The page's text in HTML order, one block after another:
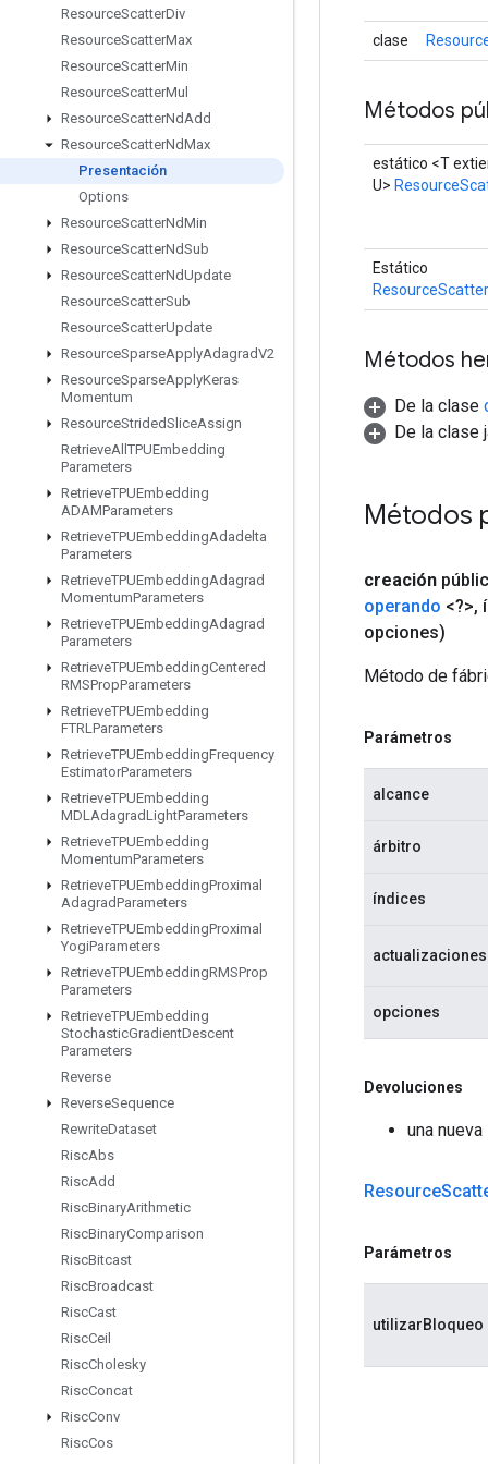
ResourceScatterDiv
ResourceScatterMax
ResourceScatterMin
ResourceScatterMul
ResourceScatterNdAdd
ResourceScatterNdMax
Presentación
Options
ResourceScatterNdMin
ResourceScatterNdSub
ResourceScatterNdUpdate
ResourceScatterSub
ResourceScatterUpdate
ResourceSparseApplyAdagradV2
ResourceSparseApplyKeras
Momentum
ResourceStridedSliceAssign
RetrieveAll TPUEmbedding
Parameters
RetrieveTPUEmbedding
ADAMParameters
RetrieveTPUEmbeddingAdadelta
Parameters
RetrieveTPUEmbeddingAdagrad
MomentumParameters
RetrieveTPUEmbeddingAdagrad
Parameters
RetrieveTPUEmbeddingCentered
RMSPropParameters
RetrieveTPUEmbedding
FTRLParameters
RetrieveTPUEmbeddingFrequency
EstimatorParameters
RetrieveTPUEmbedding
MDLAdagradLightParameters
RetrieveTPUEmbedding
MomentumParameters
RetrieveTPUEmbeddingProximal
AdagradParameters
RetrieveTPUEmbeddingProximal
YogiParameters
RetrieveTPUEmbeddingRMSProp
Parameters
RetrieveTPUEmbedding
StochasticGradientDescent
Parameters
Reverse
ReverseSequence
RewriteDataset
RiscAbs
RiscAdd
RiscBinaryArithmetic
RiscBinaryComparison
RiscBitcast
RiscBroadcast
RiscCast
RiscCeil
RiscCholesky
RiscConcat
RiscConv
RiscCos
clase
Métodos
estático <T
U>
Estático
Métodos
De la clase
De la clase
Métodos
creación
operando <?>,
opciones)
Método de
Parámetros
alcance
árbitro
índices
actualizaciones
opciones
Devoluciones
una
Resource
Parámetros
utilizarBloqueo